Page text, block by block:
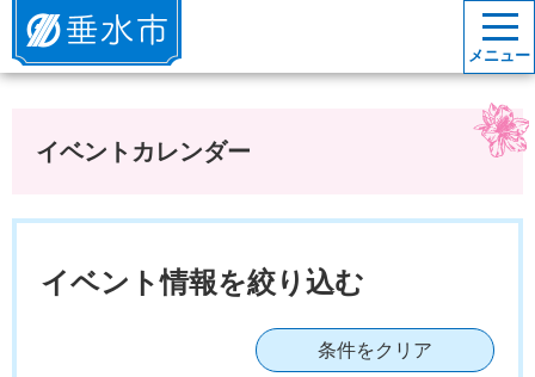
垂水市
メニュー
イベントカレンダー
イベント情報を絞り込む
条件をクリア